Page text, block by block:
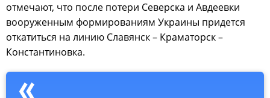
отмечают, что после потери Северска и Авдеевки
вооруженным формированиям Украины придется
откатиться на линию Славянск – Краматорск –
Константиновка.